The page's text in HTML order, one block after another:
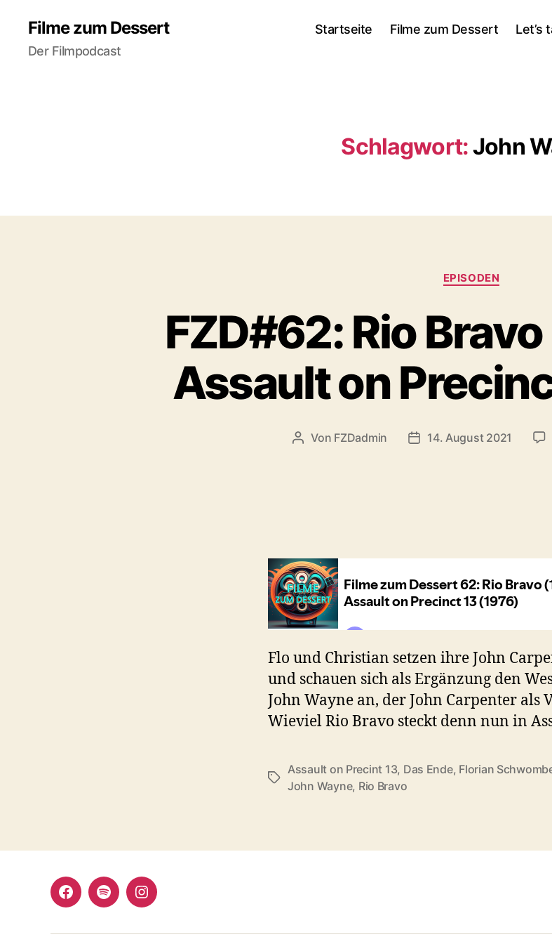
Filme zum Dessert
Der Filmpodcast
Startseite Filme zum Dessert Let’s
Schlagwort:John
Kategorien
EPISODEN
FZD#62: Rio
Assault on
Beitragsautor
Von FZDadmin Veröffentlichungsdatum
14. August 2021
Flo und Christian setzen ihre John
und schauen sich als Ergänzung den
John Wayne an, der John Carpenter als
Wieviel Rio Bravo steckt denn nun in
Schlagwörter
Assault on Precint 13, Das Ende, Florian
John Wayne, Rio Bravo
FacebookSpotifyInstagram